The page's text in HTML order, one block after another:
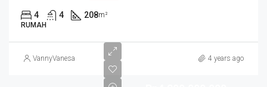
4 4 208m²
RUMAH
VannyVanesa 4 years ago